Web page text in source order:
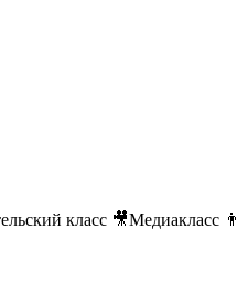
класс 🎥Медиакласс